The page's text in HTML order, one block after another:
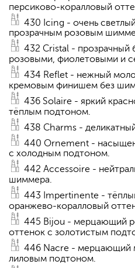
персиково-коралловый
430 Icing - очень
прозрачным розовым
432 Cristal -
розовыми, фиолетовыми и
434 Reflet - нежный
кремовым финишем без
436 Solaire - яркий
тёплым подтоном.
438 Charms -
440 Ornement -
с холодным подтоном.
442 Accessoire -
шиммера.
443 Impertinente -
оранжево-коралловый
445 Bijou - мерцающий
оттенок с золотистым
446 Nacre - мерцающий
лиловым подтоном.